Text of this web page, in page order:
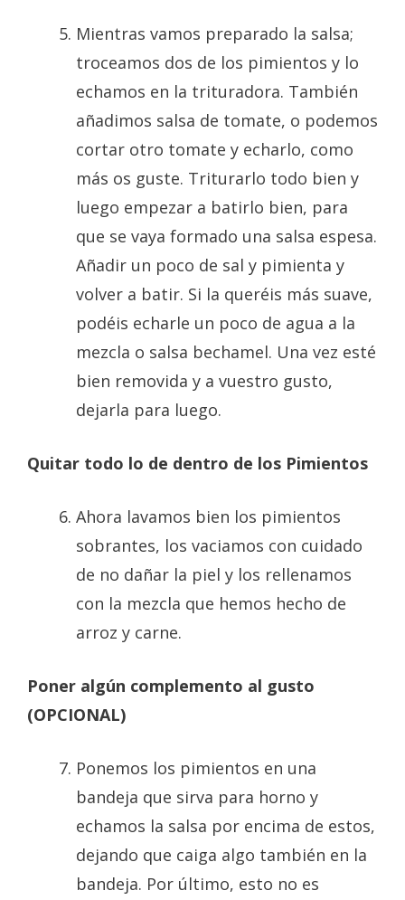
Mientras vamos preparado la salsa;
troceamos dos de los pimientos y lo
echamos en la trituradora. También
añadimos salsa de tomate, o podemos
cortar otro tomate y echarlo, como
más os guste. Triturarlo todo bien y
luego empezar a batirlo bien, para
que se vaya formado una salsa espesa.
Añadir un poco de sal y pimienta y
volver a batir. Si la queréis más suave,
podéis echarle un poco de agua a la
mezcla o salsa bechamel. Una vez esté
bien removida y a vuestro gusto,
dejarla para luego.
Quitar todo lo de dentro de los Pimientos
Ahora lavamos bien los pimientos
sobrantes, los vaciamos con cuidado
de no dañar la piel y los rellenamos
con la mezcla que hemos hecho de
arroz y carne.
Poner algún complemento al gusto
(OPCIONAL)
Ponemos los pimientos en una
bandeja que sirva para horno y
echamos la salsa por encima de estos,
dejando que caiga algo también en la
bandeja. Por último, esto no es